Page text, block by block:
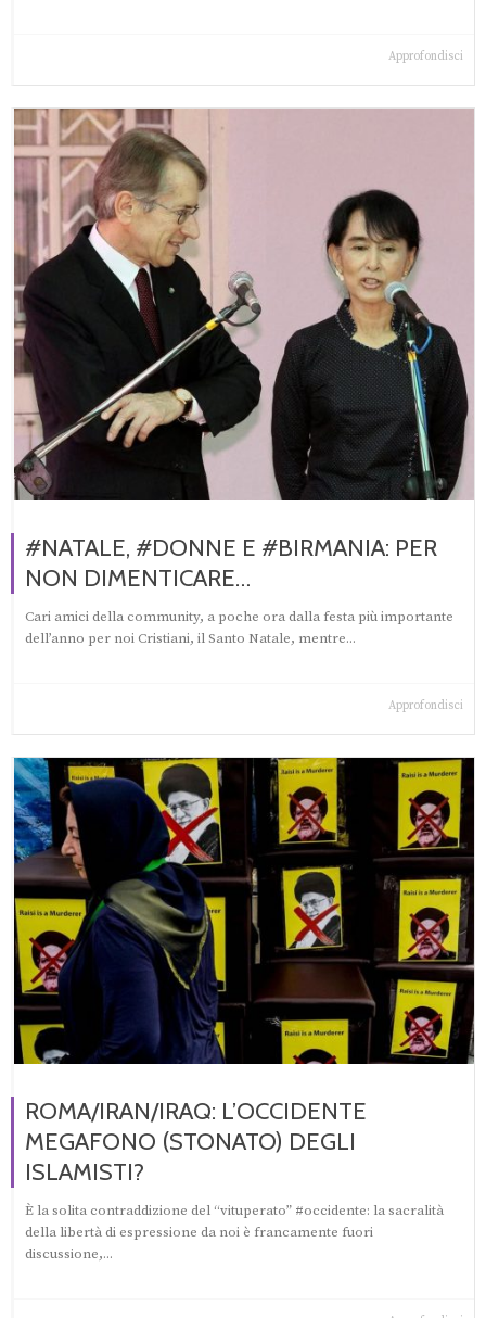
Approfondisci
#NATALE, #DONNE E #BIRMANIA: PER
NON DIMENTICARE…
Cari amici della community, a poche ora dalla festa più importante
dell’anno per noi Cristiani, il Santo Natale, mentre...
Approfondisci
ROMA/IRAN/IRAQ: L’OCCIDENTE
MEGAFONO (STONATO) DEGLI
ISLAMISTI?
È la solita contraddizione del “vituperato” #occidente: la sacralità
della libertà di espressione da noi è francamente fuori
discussione,...